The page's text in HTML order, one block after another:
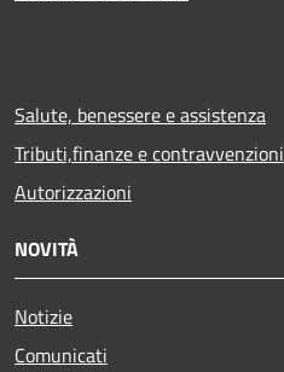
Salute, benessere e assistenza
Tributi,finanze e contravvenzioni
Autorizzazioni
NOVITÀ
Notizie
Comunicati